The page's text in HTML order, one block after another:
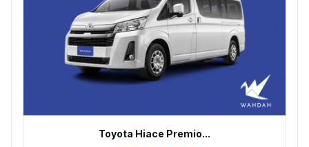
Toyota Hiace Premio...